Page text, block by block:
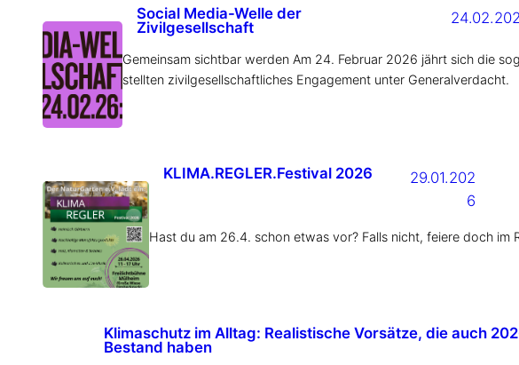
Social Media-Welle der
Zivilgesellschaft
Gemeinsam sichtbar werden Am 24. Februar 2026 jährt sich die
stellten zivilgesellschaftliches Engagement unter Generalverdacht.
KLIMA.REGLER.Festival 2026
29.01.202
6
Hast du am 26.4. schon etwas vor? Falls nicht, feiere doch im
Klimaschutz im Alltag: Realistische Vorsätze, die auch
Bestand haben